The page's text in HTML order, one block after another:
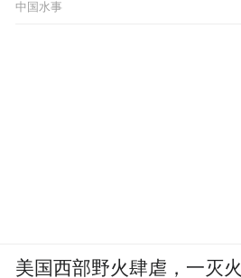
中国水事
美国西部野火肆虐，一灭火